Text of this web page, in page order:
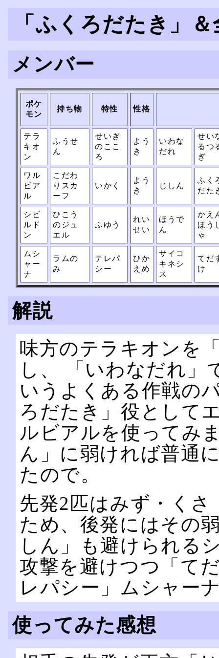
「ふくろだたき」
メンバー
ポケ
モン
持ち物 特性 性格
テラ
キオ
ン
ふうせ
ん
せいぎ
のここ
ろ
よう
き
いわな
だれ
せい
るつ
ぎ
ワル
ビア
ル
こだわ
りスカ
ーフ
いかく
よう
き
じしん
ふく
だた
シビ
ルド
ン
ひこう
のジュ
エル
ふゆう
れい
せい
ほうで
ん
かえ
ほう
ゃ
ムシ
ャー
ナ
ラムの
み
テレパ
シー
ひか
えめ
サイコ
キネシ
ス
てだ
け
解説
味方のテラキオンを
し、 「いわなだれ
いうよくある作戦の
ろだたき」役として
ルビアルを使ってみ
ん」に弱ければ普通
たので。
先発2匹はみず・く
ため、後発にはその
しん」も避けられる
攻撃を避けつつ「て
レパシー」ムシャー
使ってみた感想